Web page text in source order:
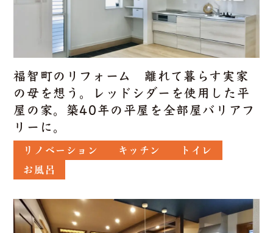
福智町のリフォーム 離れて暮らす実家
の母を想う。レッドシダーを使用した平
屋の家。築40年の平屋を全部屋バリアフ
リーに。
リノベーション キッチン
トイレ
お風呂